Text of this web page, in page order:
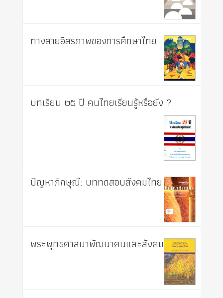
ทางสายอิสรภาพของการศึกษาไทย
บทเรียน ๒๕ ปี คนไทยเรียนรู้หรือยัง ?
ปัญหาภิกษุณี: บททดสอบสังคมไทย
พระพุทธศาสนาพัฒนาคนและสังคม